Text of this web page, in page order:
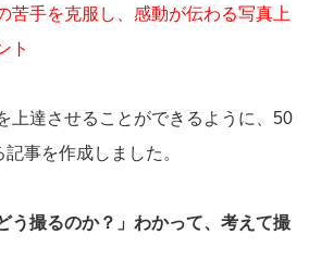
苦手を克服し、感動が伝わる写真上
ト
上達させることができるように、50
事を作成しました。
う撮るのか？」わかって、考えて撮